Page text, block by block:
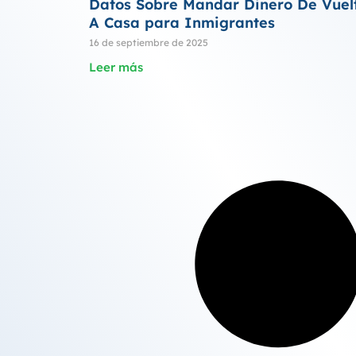
Datos Sobre Mandar Dinero De
A Casa para Inmigrantes
16 de septiembre de 2025
Leer más